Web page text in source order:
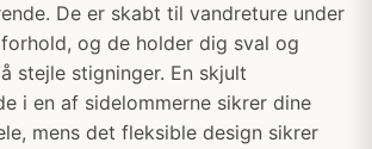
De er skabt til vandreture under
og de holder dig sval og
stejle stigninger. En skjult
i en af sidelommerne sikrer dine
mens det fleksible design sikrer